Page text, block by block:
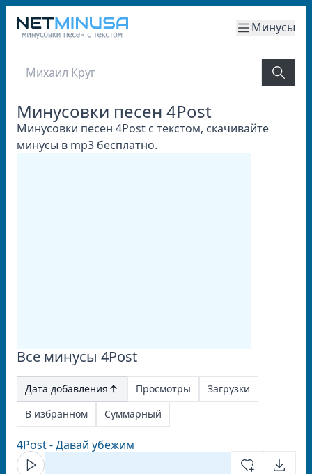
Минусы
Минусовки песен 4Post
Минусовки песен 4Post с текстом, скачивайте
минусы в mp3 бесплатно.
Все минусы 4Post
Дата добавления Просмотры
Загрузки
В избранном
Суммарный
4Post - Давай убежим